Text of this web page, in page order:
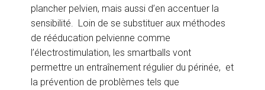
plancher pelvien, mais aussi d’en accentuer la
sensibilité. Loin de se substituer aux méthodes
de rééducation pelvienne comme
l’électrostimulation, les smartballs vont
permettre un entraînement régulier du périnée, et
la prévention de problèmes tels que